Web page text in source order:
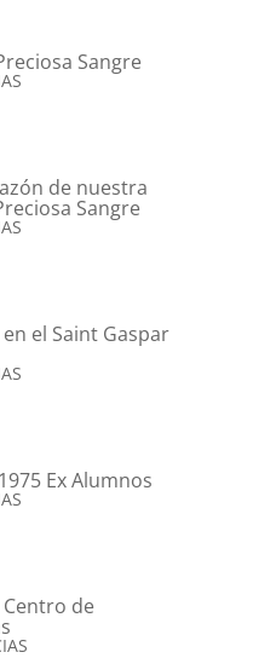
Sangre
de nuestra
Sangre
el Saint Gaspar
Ex Alumnos
de